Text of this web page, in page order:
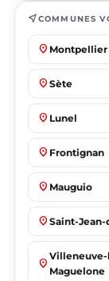
near_meCOMMUNES
place Montpellier
place Sète
place Lunel
place Frontignan
place Mauguio
place Saint-Jean-
place
Villeneuve-
Maguelone